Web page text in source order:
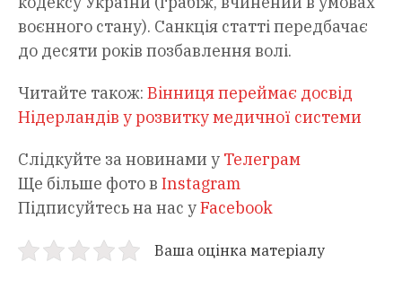
воєнного стану). Санкція статті передбачає
до десяти років позбавлення волі.
Читайте також: Вінниця переймає досвід
Нідерландів у розвитку медичної системи
Слідкуйте за новинами у Телеграм
Ще більше фото в Instagram
Підписуйтесь на нас уFacebook
Ваша оцінка матеріалу